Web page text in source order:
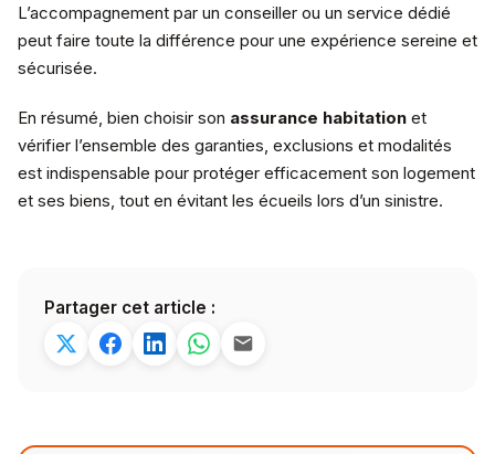
L’accompagnement par un conseiller ou un service dédié
peut faire toute la différence pour une expérience sereine et
sécurisée.
En résumé, bien choisir son assurance habitation et
vérifier l’ensemble des garanties, exclusions et modalités
est indispensable pour protéger efficacement son logement
et ses biens, tout en évitant les écueils lors d’un sinistre.
Partager cet article :